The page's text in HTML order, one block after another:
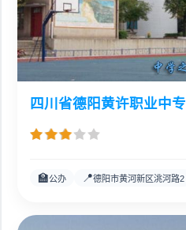
四川省德阳黄许职业中专
🏫公办 📍德阳市黄河新区洮河路2